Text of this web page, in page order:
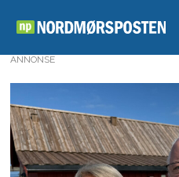
ANNONSE